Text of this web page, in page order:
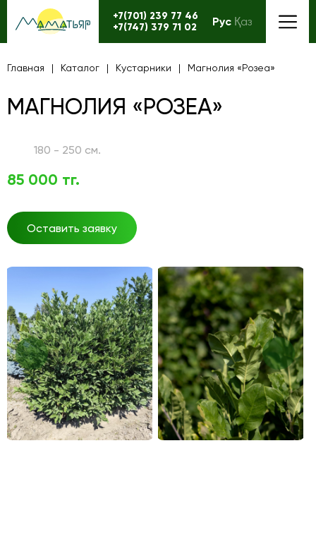
+7(701) 239 77 46
+7(747) 379 71 02
Рус Қаз
Главная Каталог Кустарники Магнолия «Розеа»
МАГНОЛИЯ «РОЗЕА»
180 - 250 см.
85 000 тг.
Оставить заявку